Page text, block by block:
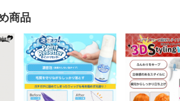
商品